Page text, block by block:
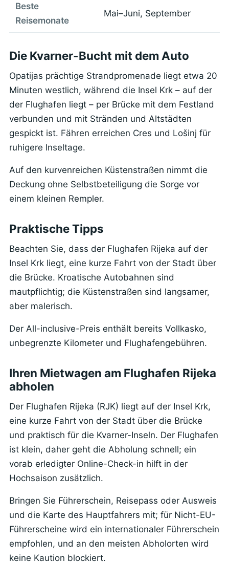
Beste
Reisemonate
Mai–Juni, September
Die Kvarner-Bucht mit dem Auto
Opatijas prächtige Strandpromenade liegt etwa 20
Minuten westlich, während die Insel Krk – auf der
der Flughafen liegt – per Brücke mit dem Festland
verbunden und mit Stränden und Altstädten
gespickt ist. Fähren erreichen Cres und Lošinj für
ruhigere Inseltage.
Auf den kurvenreichen Küstenstraßen nimmt die
Deckung ohne Selbstbeteiligung die Sorge vor
einem kleinen Rempler.
Praktische Tipps
Beachten Sie, dass der Flughafen Rijeka auf der
Insel Krk liegt, eine kurze Fahrt von der Stadt über
die Brücke. Kroatische Autobahnen sind
mautpflichtig; die Küstenstraßen sind langsamer,
aber malerisch.
Der All-inclusive-Preis enthält bereits Vollkasko,
unbegrenzte Kilometer und Flughafengebühren.
Ihren Mietwagen am Flughafen Rijeka
abholen
Der Flughafen Rijeka (RJK) liegt auf der Insel Krk,
eine kurze Fahrt von der Stadt über die Brücke
und praktisch für die Kvarner-Inseln. Der Flughafen
ist klein, daher geht die Abholung schnell; ein
vorab erledigter Online-Check-in hilft in der
Hochsaison zusätzlich.
Bringen Sie Führerschein, Reisepass oder Ausweis
und die Karte des Hauptfahrers mit; für Nicht-EU-
Führerscheine wird ein internationaler Führerschein
empfohlen, und an den meisten Abholorten wird
keine Kaution blockiert.